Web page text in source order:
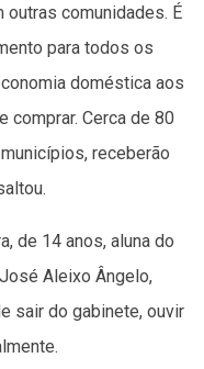
comunidades. É
para todos os
doméstica aos
comprar. Cerca de 80
receberão
de 14 anos, aluna do
Aleixo Ângelo,
sair do gabinete, ouvir